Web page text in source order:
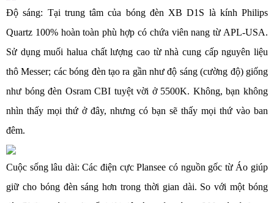
Độ sáng: Tại trung tâm của bóng đèn XB D1S là kính Philips
Quartz 100% hoàn toàn phù hợp có chứa viên nang từ APL-USA.
Sử dụng muối halua chất lượng cao từ nhà cung cấp nguyên liệu
thô Messer; các bóng đèn tạo ra gần như độ sáng (cường độ) giống
như bóng đèn Osram CBI tuyệt vời ở 5500K. Không, bạn không
nhìn thấy mọi thứ ở đây, nhưng có bạn sẽ thấy mọi thứ vào ban
đêm.
Cuộc sống lâu dài: Các điện cực Plansee có nguồn gốc từ Áo giúp
giữ cho bóng đèn sáng hơn trong thời gian dài. So với một bóng